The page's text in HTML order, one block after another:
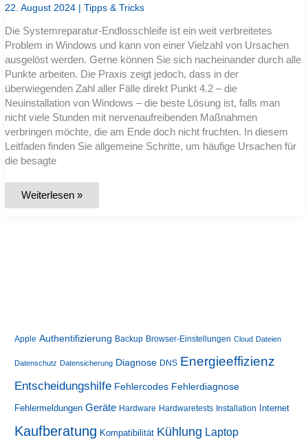
22. August 2024 |Tipps & Tricks
Die Systemreparatur-Endlosschleife ist ein weit verbreitetes
Problem in Windows und kann von einer Vielzahl von Ursachen
ausgelöst werden. Gerne können Sie sich nacheinander durch alle
Punkte arbeiten. Die Praxis zeigt jedoch, dass in der
überwiegenden Zahl aller Fälle direkt Punkt 4.2 – die
Neuinstallation von Windows – die beste Lösung ist, falls man
nicht viele Stunden mit nervenaufreibenden Maßnahmen
verbringen möchte, die am Ende doch nicht fruchten. In diesem
Leitfaden finden Sie allgemeine Schritte, um häufige Ursachen für
die besagte
Leitfaden
Weiterlesen »
Apple Authentifizierung Backup Browser-Einstellungen Cloud Dateien
Datenschutz Datensicherung Diagnose DNS Energieeffizienz
Entscheidungshilfe Fehlercodes Fehlerdiagnose
Fehlermeldungen Geräte Hardware Hardwaretests Installation Internet
Kaufberatung Kompatibilität Kühlung Laptop